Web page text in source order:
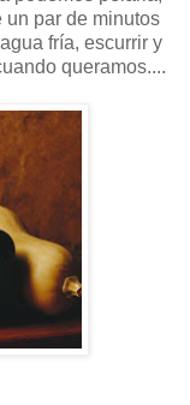
un par de minutos
fría, escurrir y
queramos....